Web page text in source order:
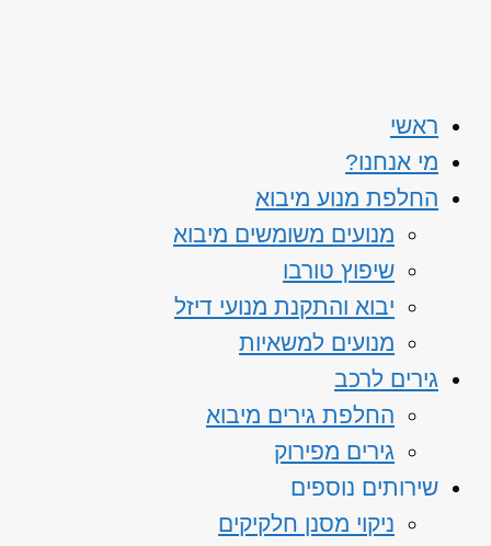
ראשי
מי אנחנו?
החלפת מנוע מיבוא
מנועים משומשים מיבוא
שיפוץ טורבו
יבוא והתקנת מנועי דיזל
מנועים למשאיות
גירים לרכב
החלפת גירים מיבוא
גירים מפירוק
שירותים נוספים
ניקוי מסנן חלקיקים